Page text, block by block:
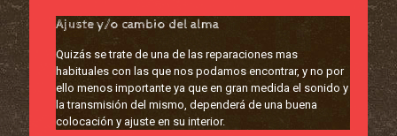
Ajuste y/o cambio del alma
Quizás se trate de una de las reparaciones mas
habituales con las que nos podamos encontrar, y no por
ello menos importante ya que en gran medida el sonido y
la transmisión del mismo, dependerá de una buena
colocación y ajuste en su interior.